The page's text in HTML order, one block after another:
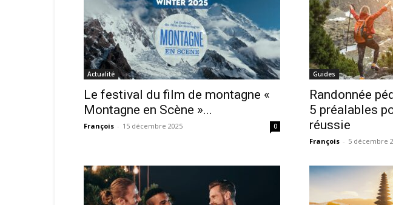
Actualité
Le festival du film de montagne «
Montagne en Scène »...
François - 15 décembre 2025 0
Guides
Randonnée
5 préalables
réussie
François - 5 décembre